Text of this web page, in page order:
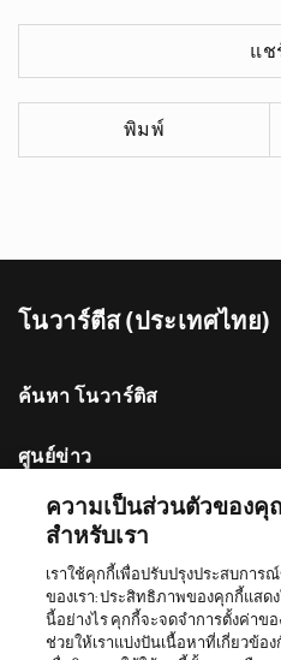
แช
พิมพ์
โนวาร์ตีส (ประเทศไทย)
ค้นหา โนวาร์ติส
ศูนย์ข่าว
แหล่งเว็บไซต์อื่นๆที่เกี่ยวข้อง
Footer Site Search
ความเป็นส่วนตัวของ
สำหรับเรา
เราใช้คุกกี้เพื่อปรับปรุงประสบกา
ของเรา: ประสิทธิภาพของคุกกี้แสด
นี้อย่างไร คุกกี้จะจดจำการตั้งค่าข
ช่วยให้เราแบ่งปันเนื้อหาที่เกี่ยวข้อ